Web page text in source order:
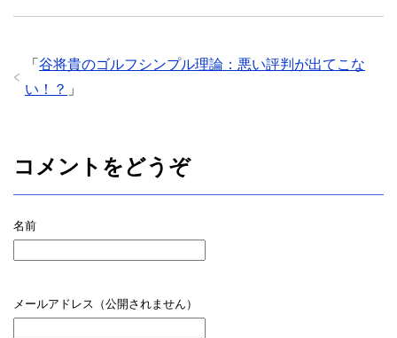
「 谷将貴のゴルフシンプル理論：悪い評判が出てこな
い！？ 」
コメントをどうぞ
名前
メールアドレス（公開されません）